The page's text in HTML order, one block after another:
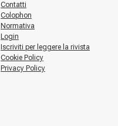
Contatti
Colophon
Normativa
Login
Iscriviti per leggere la rivista
Cookie Policy
Privacy Policy